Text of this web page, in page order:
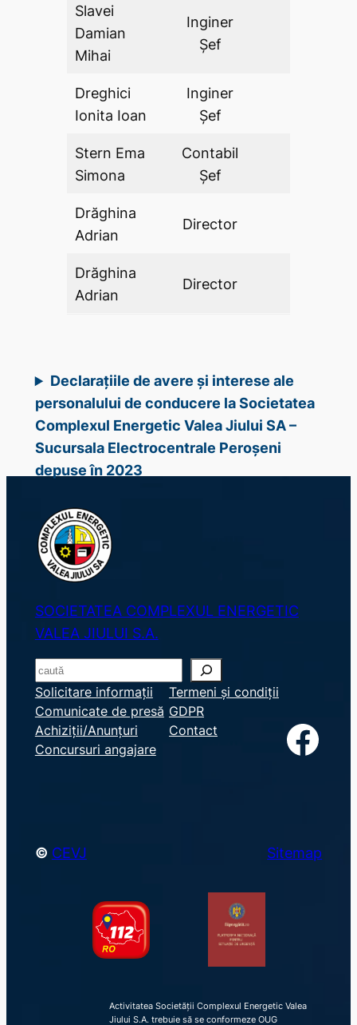
Slavei
Damian
Mihai
Inginer
Șef
Dreghici
Ionita Ioan
Inginer
Şef
Stern Ema
Simona
Contabil
Şef
Drăghina
Adrian
Director
Drăghina
Adrian
Director
Declarațiile de avere și interese ale
personalului de conducere la Societatea
Complexul Energetic Valea Jiului SA –
Sucursala Electrocentrale Peroșeni
depuse în 2023
SOCIETATEA COMPLEXUL ENERGETIC
VALEA JIULUI S.A.
S
e
a
r
c
Solicitare informații
Comunicate de presă
Achiziții/Anunțuri
Concursuri angajare
Termeni și condiții
GDPR
Contact
Facebook
© CEVJ Sitemap
Activitatea Societății Complexul Energetic Valea
Jiului S.A. trebuie să se conformeze OUG